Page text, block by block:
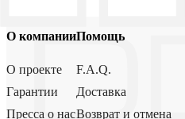
О компании
О проекте
Гарантии
Пресса о нас
Помощь
F.A.Q.
Доставка
Возврат и отмена